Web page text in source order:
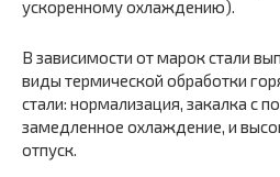
ускоренному охлаждению).
В зависимости от марок стали
виды термической обработки
стали: нормализация, закалка с
замедленное охлаждение, и
отпуск.